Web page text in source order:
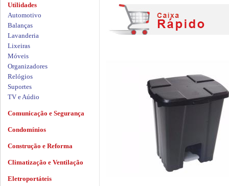
Utilidades
Automotivo
Balanças
Lavanderia
Lixeiras
Móveis
Organizadores
Relógios
Suportes
TV e Aúdio
Comunicação e Segurança
Condomínios
Construção e Reforma
Climatização e Ventilação
Eletroportáteis